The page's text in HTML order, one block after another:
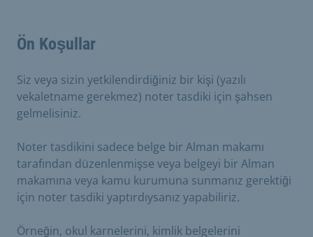
Ön Koşullar
Siz veya sizin yetkilendirdiğiniz bir kişi (yazılı
vekaletname gerekmez) noter tasdiki için şahsen
gelmelisiniz.
Noter tasdikini sadece belge bir Alman makamı
tarafından düzenlenmişse veya belgeyi bir Alman
makamına veya kamu kurumuna sunmanız gerektiği
için noter tasdiki yaptırdıysanız yapabiliriz.
Örneğin, okul karnelerini, kimlik belgelerini